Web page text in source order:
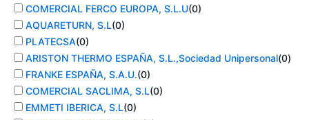
COMERCIAL FERCO EUROPA, S.L.U(0)
AQUARETURN, S.L(0)
PLATECSA(0)
ARISTON THERMO ESPAÑA, S.L.,Sociedad Unipersonal(0)
FRANKE ESPAÑA, S.A.U.(0)
COMERCIAL SACLIMA, S.L(0)
EMMETI IBERICA, S.L(0)